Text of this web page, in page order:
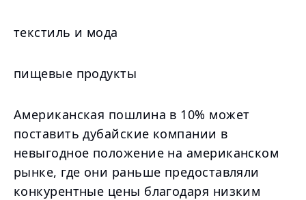
текстиль и мода
пищевые продукты
Американская пошлина в 10% может
поставить дубайские компании в
невыгодное положение на американском
рынке, где они раньше предоставляли
конкурентные цены благодаря низким